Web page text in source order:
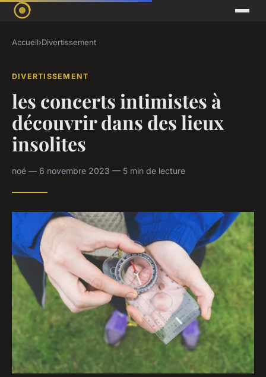
Accueil›Divertissement
DIVERTISSEMENT
les concerts intimistes à
découvrir dans des lieux
insolites
noé — 6 novembre 2023 — 5 min de lecture